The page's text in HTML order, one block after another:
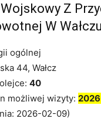
Z
W Wałczu
ogólnej
44, Wałcz
40
możliwej wizyty:
2026-02-09)